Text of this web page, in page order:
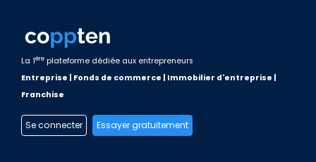
La 1ère plateforme dédiée aux entrepreneurs
Entreprise | Fonds de commerce | Immobilier d'entreprise |
Franchise
Se connecter Essayer gratuitement